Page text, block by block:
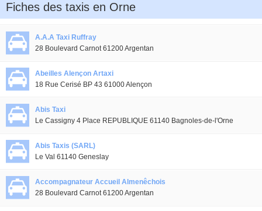
Fiches des taxis en Orne
A.A.A Taxi Ruffray
28 Boulevard Carnot 61200 Argentan
Abeilles Alençon Artaxi
18 Rue Cerisé BP 43 61000 Alençon
Abis Taxi
Le Cassigny 4 Place REPUBLIQUE 61140 Bagnoles-de-l'Orne
Abis Taxis (SARL)
Le Val 61140 Geneslay
Accompagnateur Accueil Almenêchois
28 Boulevard Carnot 61200 Argentan